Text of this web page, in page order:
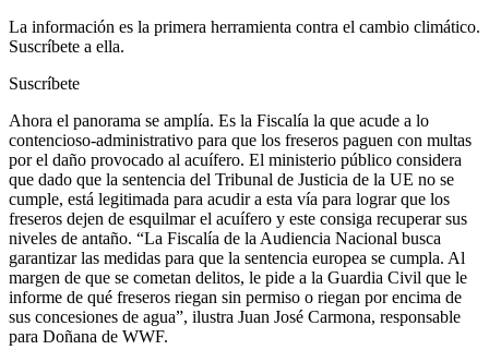
La información es la primera herramienta contra el cambio climático.
Suscríbete a ella.
Suscríbete
Ahora el panorama se amplía. Es la Fiscalía la que acude a lo
contencioso-administrativo para que los freseros paguen con multas
por el daño provocado al acuífero. El ministerio público considera
que dado que la sentencia del Tribunal de Justicia de la UE no se
cumple, está legitimada para acudir a esta vía para lograr que los
freseros dejen de esquilmar el acuífero y este consiga recuperar sus
niveles de antaño. “La Fiscalía de la Audiencia Nacional busca
garantizar las medidas para que la sentencia europea se cumpla. Al
margen de que se cometan delitos, le pide a la Guardia Civil que le
informe de qué freseros riegan sin permiso o riegan por encima de
sus concesiones de agua”, ilustra Juan José Carmona, responsable
para Doñana de WWF.